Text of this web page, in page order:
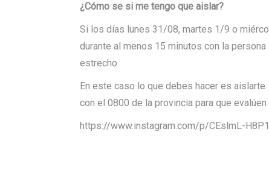
¿Cómo se si me tengo que aislar?
Si los días lunes 31/08, martes 1/9 o
durante al menos 15 minutos con la
estrecho.
En este caso lo que debes hacer es
con el 0800 de la provincia para que
https://www.instagram.com/p/CEslmL-